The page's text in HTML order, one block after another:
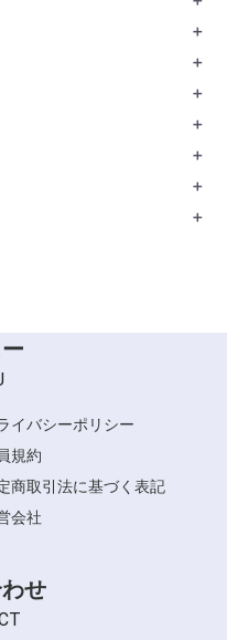
＋
＋
＋
＋
＋
＋
＋
イバシーポリシー
規約
商取引法に基づく表記
会社
せ